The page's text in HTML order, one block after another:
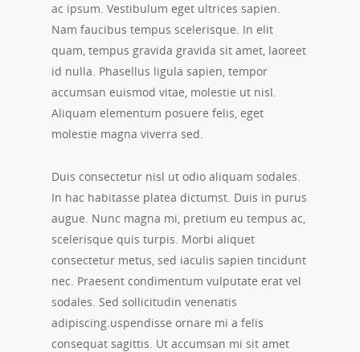
ac ipsum. Vestibulum eget ultrices sapien.
Nam faucibus tempus scelerisque. In elit
quam, tempus gravida gravida sit amet, laoreet
id nulla. Phasellus ligula sapien, tempor
accumsan euismod vitae, molestie ut nisl.
Aliquam elementum posuere felis, eget
molestie magna viverra sed.
Duis consectetur nisl ut odio aliquam sodales.
In hac habitasse platea dictumst. Duis in purus
augue. Nunc magna mi, pretium eu tempus ac,
scelerisque quis turpis. Morbi aliquet
consectetur metus, sed iaculis sapien tincidunt
nec. Praesent condimentum vulputate erat vel
sodales. Sed sollicitudin venenatis
adipiscing.uspendisse ornare mi a felis
consequat sagittis. Ut accumsan mi sit amet